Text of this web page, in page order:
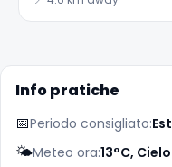
Info pratiche
📅Periodo consigliato:
🌤️Meteo ora:13°C,